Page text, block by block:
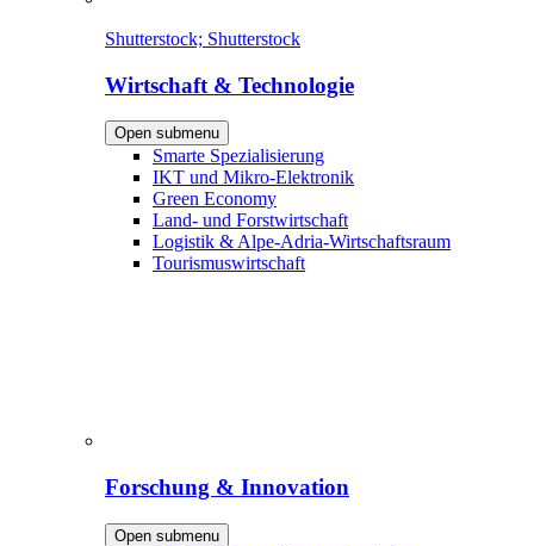
Shutterstock; Shutterstock
Wirtschaft & Technologie
Open submenu
Smarte Spezialisierung
IKT und Mikro-Elektronik
Green Economy
Land- und Forstwirtschaft
Logistik & Alpe-Adria-Wirtschaftsraum
Tourismuswirtschaft
Forschung & Innovation
Open submenu